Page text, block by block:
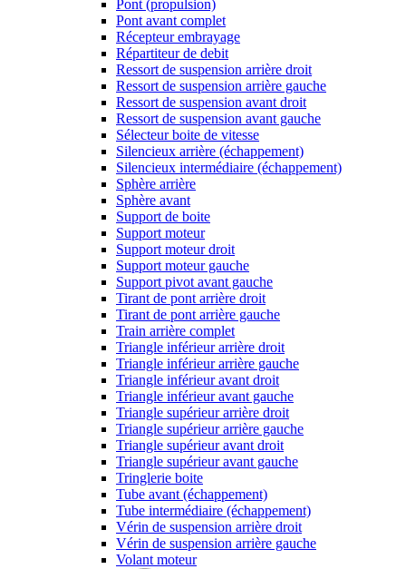
Pont (propulsion)
Pont avant complet
Récepteur embrayage
Répartiteur de debit
Ressort de suspension arrière droit
Ressort de suspension arrière gauche
Ressort de suspension avant droit
Ressort de suspension avant gauche
Sélecteur boite de vitesse
Silencieux arrière (échappement)
Silencieux intermédiaire (échappement)
Sphère arrière
Sphère avant
Support de boite
Support moteur
Support moteur droit
Support moteur gauche
Support pivot avant gauche
Tirant de pont arrière droit
Tirant de pont arrière gauche
Train arrière complet
Triangle inférieur arrière droit
Triangle inférieur arrière gauche
Triangle inférieur avant droit
Triangle inférieur avant gauche
Triangle supérieur arrière droit
Triangle supérieur arrière gauche
Triangle supérieur avant droit
Triangle supérieur avant gauche
Tringlerie boite
Tube avant (échappement)
Tube intermédiaire (échappement)
Vérin de suspension arrière droit
Vérin de suspension arrière gauche
Volant moteur